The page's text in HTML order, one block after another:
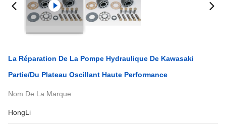
La Réparation De La Pompe Hydraulique De Kawasaki
Partie/du Plateau Oscillant Haute Performance
Nom De La Marque:
HongLi